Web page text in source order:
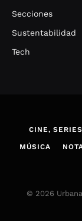
Secciones
Sustentabilidad
Tech
CINE,
MÚSICA
© 2026